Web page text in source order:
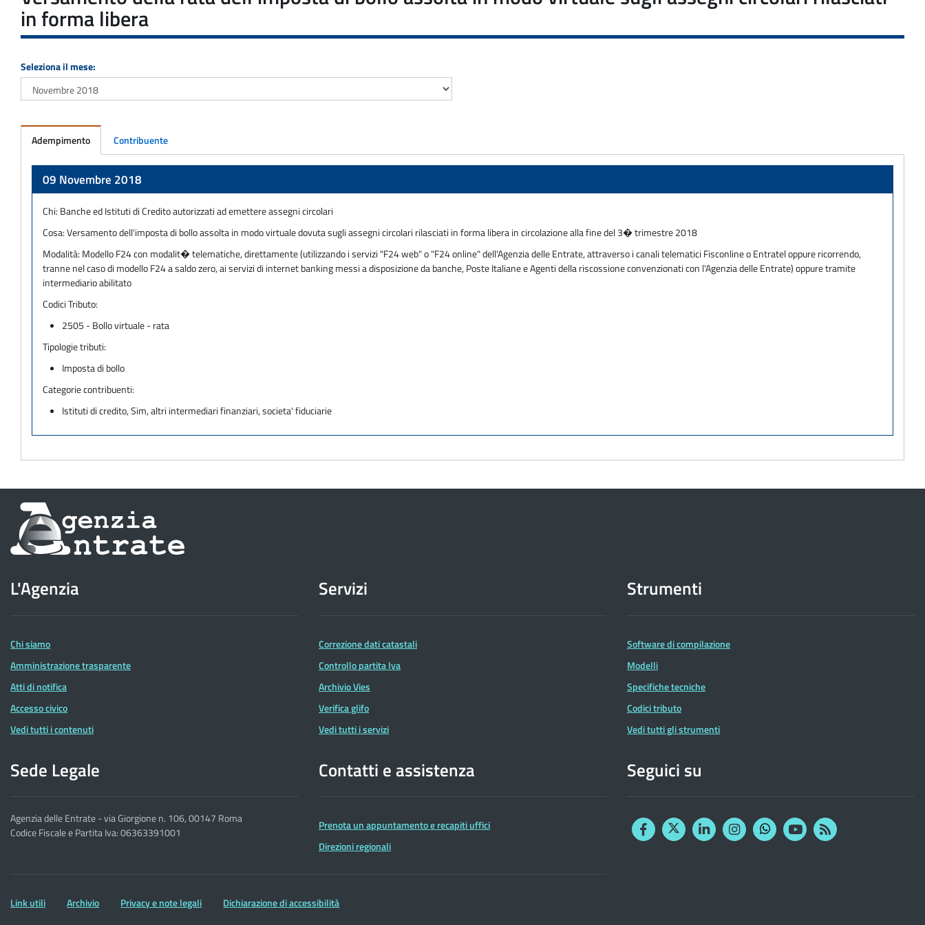
in forma libera
Seleziona il mese:
Adempimento Contribuente
09 Novembre 2018
Chi: Banche ed Istituti di Credito autorizzati ad emettere assegni circolari
Cosa:Versamento dell'imposta di bollo assolta in modo virtuale dovuta sugli assegni circolari rilasciati in forma libera in circolazione alla fine del 3� trimestre 2018
Modalità: Modello F24 con modalit� telematiche, direttamente (utilizzando i servizi "F24 web" o "F24 online" dell'Agenzia delle Entrate, attraverso i canali telematici Fisconline o Entratel oppure ricorrendo,
tranne nel caso di modello F24 a saldo zero, ai servizi di internet banking messi a disposizione da banche, Poste Italiane e Agenti della riscossione convenzionati con l'Agenzia delle Entrate) oppure tramite
intermediario abilitato
Codici Tributo:
2505 - Bollo virtuale - rata
Tipologie tributi:
Imposta di bollo
Categorie contribuenti:
Istituti di credito, Sim, altri intermediari finanziari, societa' fiduciarie
Informazioni
sul
dell'Agenzia
delle
Entrate
L'Agenzia
Chi siamo
Amministrazione trasparente
Atti di notifica
Accesso civico
Vedi tutti i contenuti
Servizi
Correzione dati catastali
Controllo partita Iva
Archivio Vies
Verifica glifo
Vedi tutti i servizi
Strumenti
Software di compilazione
Modelli
Specifiche tecniche
Codici tributo
Vedi tutti gli strumenti
Sede Legale
Agenzia delle Entrate - via Giorgione n. 106, 00147 Roma
Codice Fiscale e Partita Iva: 06363391001
Contatti e assistenza
Prenota un appuntamento e recapiti uffici
Direzioni regionali
Seguici su
FacebookTwitterLinkedinInstagram
YouTubeRSS
Altre
informazioni
Link utili Archivio Privacy e note legali Dichiarazione di accessibilità